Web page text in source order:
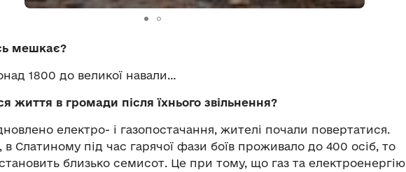
мешкає?
1800 до великої навали…
життя в громади після їхнього звільнення?
електро- і газопостачання, жителі почали повертатися.
Слатиному під час гарячої фази боїв проживало до 400 осіб, то
близько семисот. Це при тому, що газ та електроенергію